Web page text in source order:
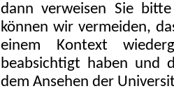
dann verweisen Sie
können wir vermeiden,
einem Kontext
beabsichtigt haben und
dem Ansehen der